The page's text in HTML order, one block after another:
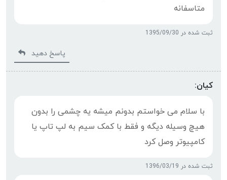
متاسفانه
ثبت شده در 1395/09/30
پاسخ دهید
کیان:
با سلام می خواستم بدونم میشه یه چشمی را بدون
هیچ وسیله دیگه و فقط با کمک سیم به لپ تاپ یا
کامپیوتر وصل کرد
ثبت شده در 1396/03/19